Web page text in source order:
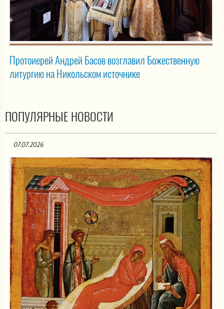
Протоиерей Андрей Басов возглавил Божественную
литургию на Никольском источнике
ПОПУЛЯРНЫЕ НОВОСТИ
07.07.2026